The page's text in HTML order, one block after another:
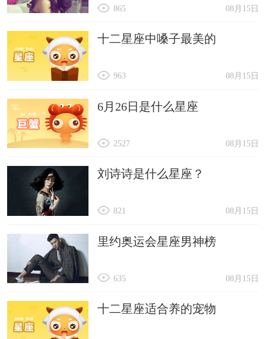
08月15日
865
十二星座中嗓子最美的
08月15日
963
6月26日是什么星座
08月15日
2527
刘诗诗是什么星座？
08月15日
821
里约奥运会星座男神榜
08月15日
635
十二星座适合养的宠物